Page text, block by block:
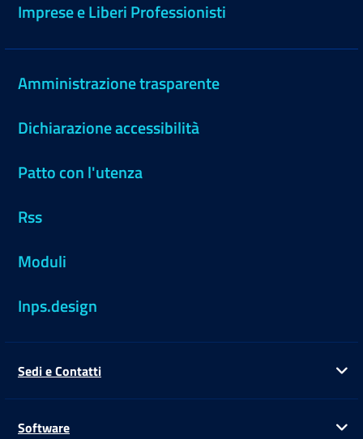
Imprese e Liberi Professionisti
Amministrazione trasparente
Dichiarazione accessibilità
Patto con l'utenza
Rss
Moduli
Inps.design
Sedi e Contatti
Software